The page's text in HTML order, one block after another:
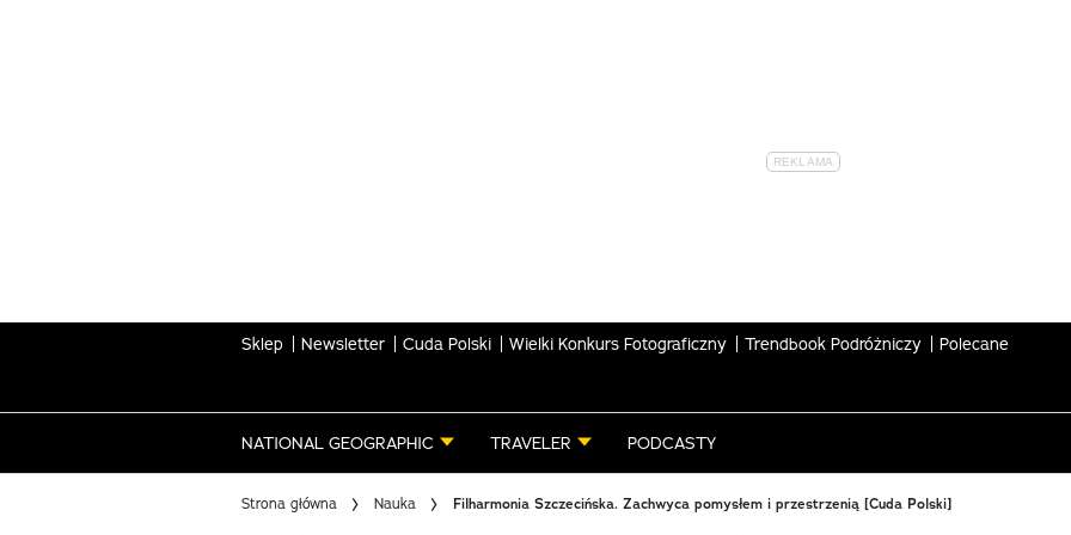
Sklep Newsletter Cuda Polski Wielki Konkurs Fotograficzny Trendbook Podróżniczy Polecane
NATIONAL GEOGRAPHIC TRAVELER PODCASTY
Strona główna Nauka Filharmonia Szczecińska. Zachwyca pomysłem i przestrzenią [Cuda Polski]